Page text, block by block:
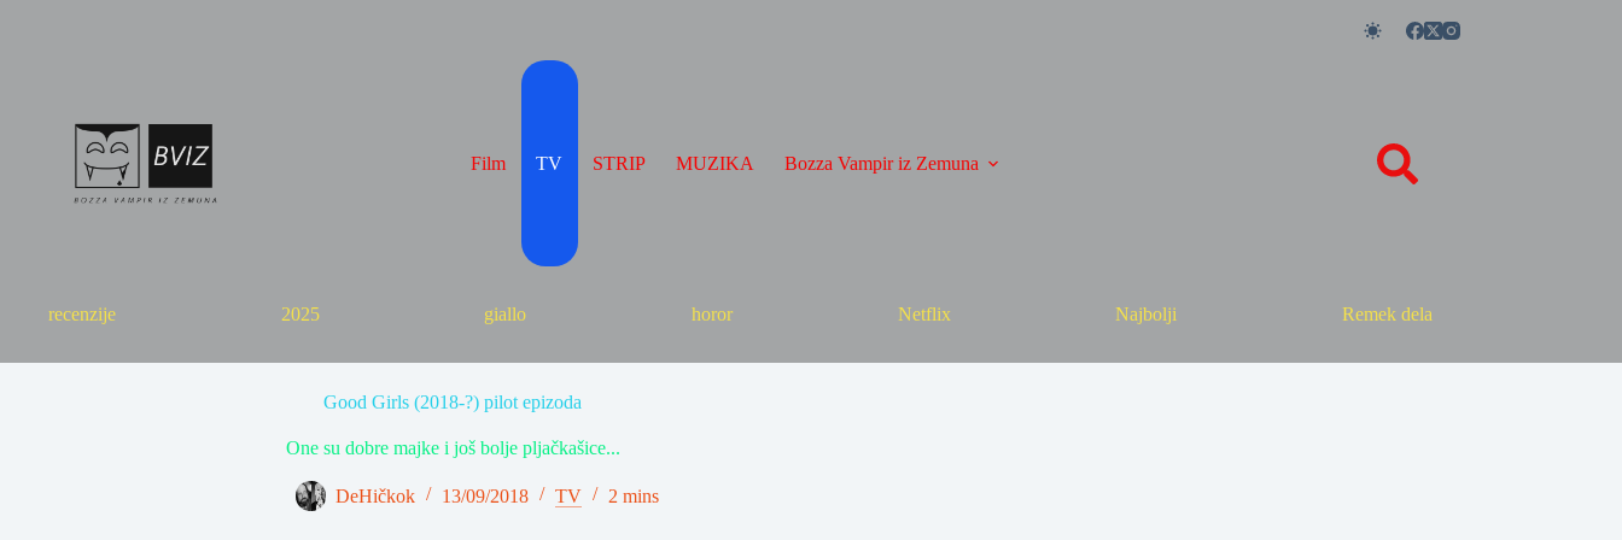
Film TV STRIP MUZIKA Bozza Vampir iz Zemuna
recenzije 2025 giallo horor Netflix Najbolji Remek dela
Good Girls (2018-?) pilot epizoda
One su dobre majke i još bolje pljačkašice...
DeHičkok 13/09/2018 TV 2 mins